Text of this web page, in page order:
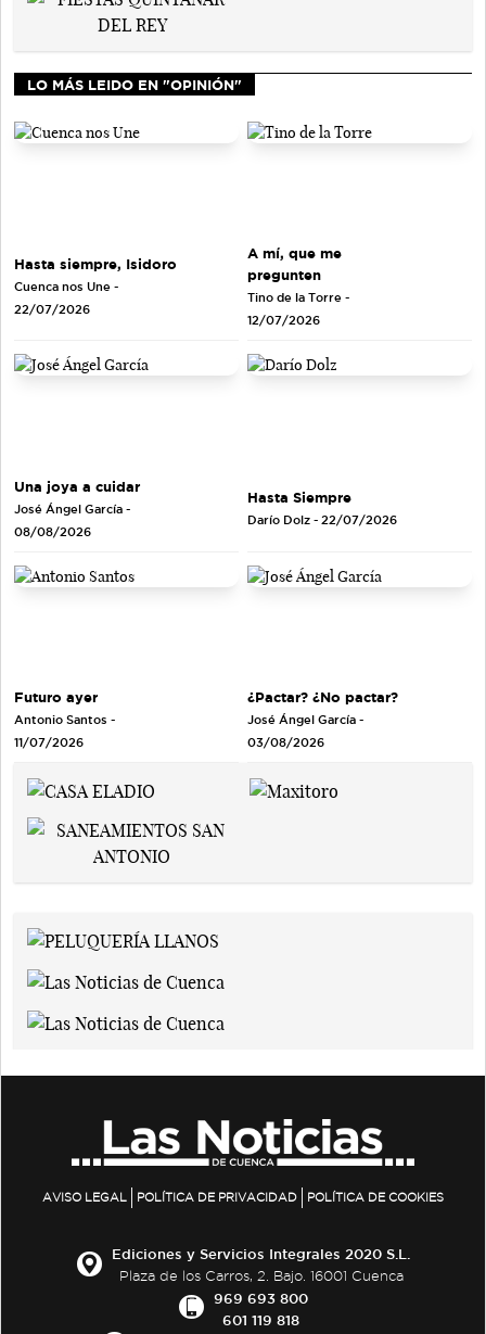
LO MÁS LEIDO EN "OPINIÓN"
Hasta siempre, Isidoro
Cuenca nos Une -
22/07/2026
A mí, que me
pregunten
Tino de la Torre -
12/07/2026
Una joya a cuidar
José Ángel García -
08/08/2026
Hasta Siempre
Darío Dolz - 22/07/2026
Futuro ayer
Antonio Santos -
11/07/2026
¿Pactar? ¿No pactar?
José Ángel García -
03/08/2026
AVISO LEGAL POLÍTICA DE PRIVACIDAD POLÍTICA DE COOKIES
Ediciones y Servicios Integrales 2020 S.L.
Plaza de los Carros, 2. Bajo. 16001 Cuenca
969 693 800
601 119 818